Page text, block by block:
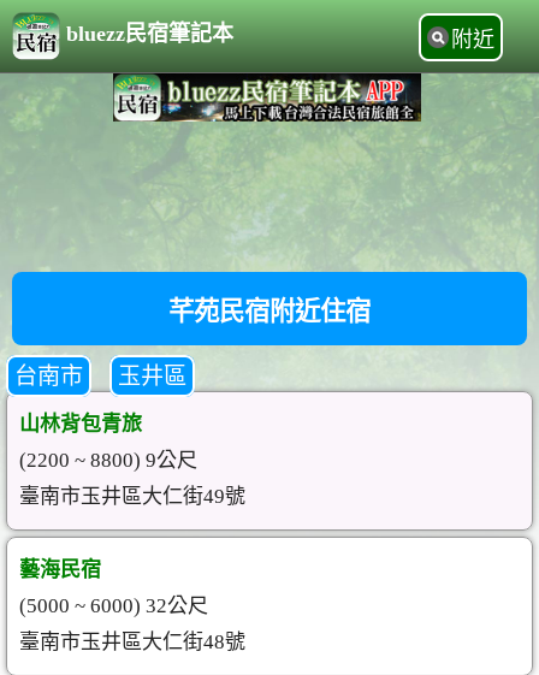
bluezz民宿筆記本 附近
芊苑民宿附近住宿
台南市 玉井區
山林背包青旅
(2200 ~ 8800) 9公尺
臺南市玉井區大仁街49號
藝海民宿
(5000 ~ 6000) 32公尺
臺南市玉井區大仁街48號